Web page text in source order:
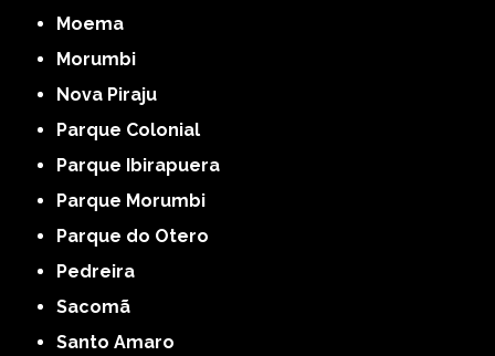
Moema
Morumbi
Nova Piraju
Parque Colonial
Parque Ibirapuera
Parque Morumbi
Parque do Otero
Pedreira
Sacomã
Santo Amaro